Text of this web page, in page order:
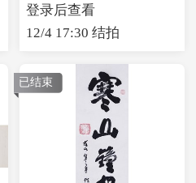
登录后查看
12/4 17:30 结拍
已结束